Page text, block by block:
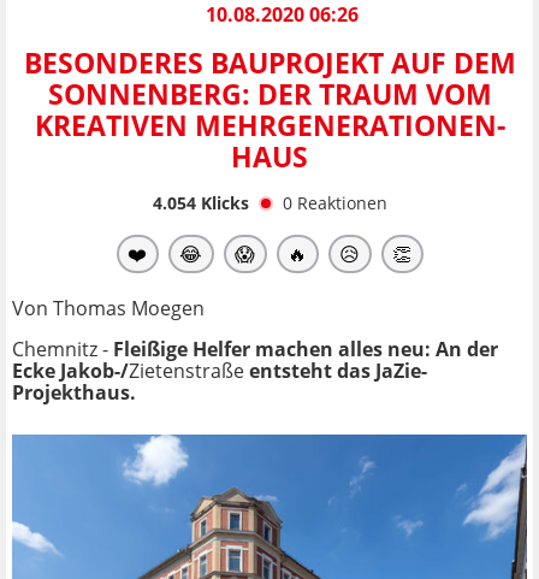
10.08.2020 06:26
BESONDERES BAUPROJEKT AUF DEM
SONNENBERG: DER TRAUM VOM
KREATIVEN MEHRGENERATIONEN-
HAUS
4.054Klicks 0 Reaktionen
❤️ 😂 😱 🔥 😥 👏
Von Thomas Moegen
Chemnitz - Fleißige Helfer machen alles neu: An der
Ecke Jakob-/Zietenstraßeentsteht das JaZie-
Projekthaus.